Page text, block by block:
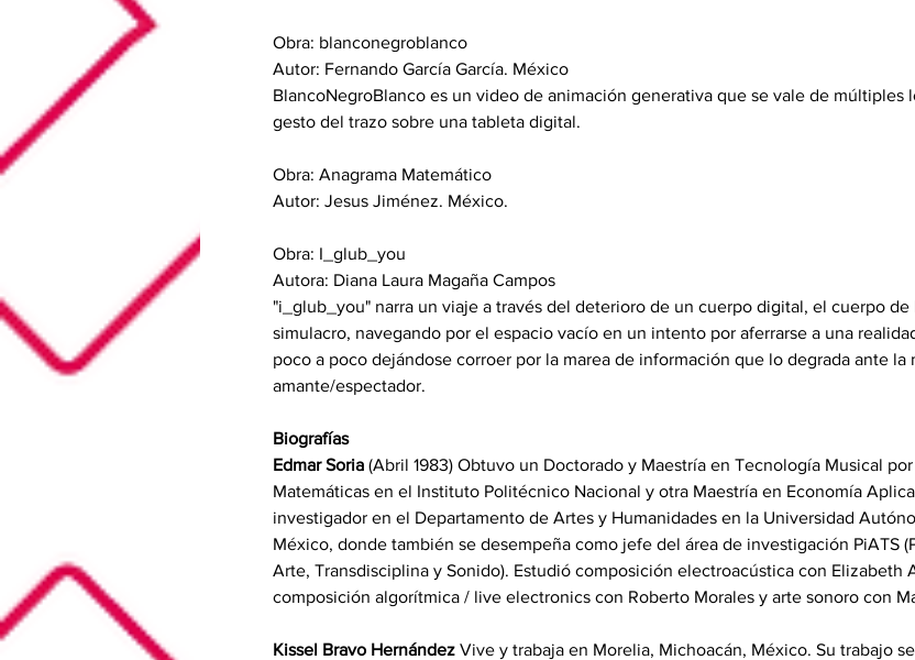
Obra: blanconegroblanco
Autor: Fernando García García. México
BlancoNegroBlanco es un video de animación generativa que se vale de múltiples
gesto del trazo sobre una tableta digital.
Obra: Anagrama Matemático
Autor: Jesus Jiménez. México.
Obra: I_glub_you
Autora: Diana Laura Magaña Campos
"i_glub_you" narra un viaje a través del deterioro de un cuerpo digital, el cuerpo de
simulacro, navegando por el espacio vacío en un intento por aferrarse a una
poco a poco dejándose corroer por la marea de información que lo degrada ante la
amante/espectador.
Biografías
Edmar Soria (Abril 1983) Obtuvo un Doctorado y Maestría en Tecnología Musical
Matemáticas en el Instituto Politécnico Nacional y otra Maestría en Economía
investigador en el Departamento de Artes y Humanidades en la Universidad
México, donde también se desempeña como jefe del área de investigación PiATS
Arte, Transdisciplina y Sonido). Estudió composición electroacústica con Elizabeth
composición algorítmica / live electronics con Roberto Morales y arte sonoro con
Kissel Bravo Hernández Vive y trabaja en Morelia, Michoacán, México. Su trabajo